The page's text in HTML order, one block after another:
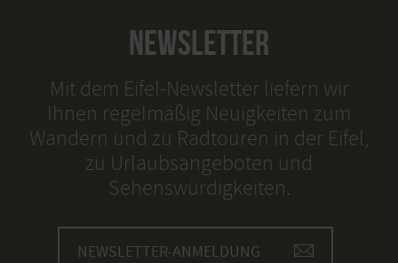
NEWSLETTER
Mit dem Eifel-Newsletter liefern wir
Ihnen regelmäßig Neuigkeiten zum
Wandern und zu Radtouren in der Eifel,
zu Urlaubsangeboten und
Sehenswürdigkeiten.
NEWSLETTER-ANMELDUNG